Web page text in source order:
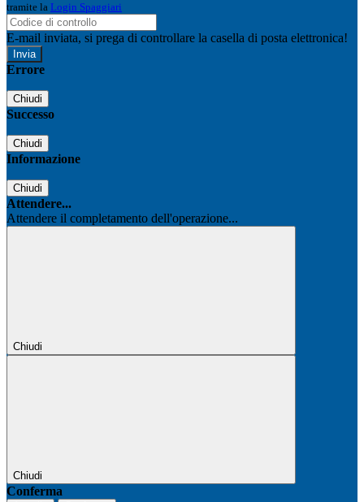
tramite la Login Spaggiari
E-mail inviata, si prega di controllare la casella di posta elettronica!
Errore
Chiudi
Successo
Chiudi
Informazione
Chiudi
Attendere...
Attendere il completamento dell'operazione...
Chiudi
Chiudi
Conferma